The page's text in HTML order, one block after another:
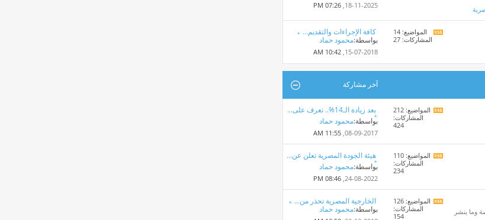
18-11-2025,
07:26 PM
مشاهدة
تغذيات
المواضيع: 14
المشاركات: 27
كافة الإجراءات والتقديم...
بواسطة:محمود حماد
15-07-2018,
10:42 AM
آخر مشاركة
مشاهدة
تغذيات
المواضيع: 212
المشاركات:
424
بعد زيادة الـ14%.. تعرف على...
بواسطة:محمود حماد
08-09-2017,
11:55 AM
مشاهدة
تغذيات
المواضيع: 110
المشاركات:
234
هيئة الجودة المصرية تعلن عن...
بواسطة:محمود حماد
24-08-2022,
08:46 PM
وما ينشر
مشاهدة
تغذيات
المواضيع: 126
المشاركات:
154
الخارجية المصرية تحذر من...
بواسطة:محمود حماد